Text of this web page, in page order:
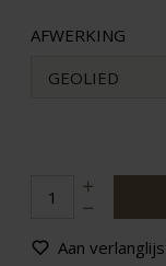
AFWERKING
GEOLIED
Aan